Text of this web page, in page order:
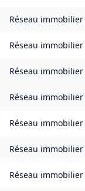
Réseau immobilier
Réseau immobilier
Réseau immobilier
Réseau immobilier
Réseau immobilier
Réseau immobilier
Réseau immobilier